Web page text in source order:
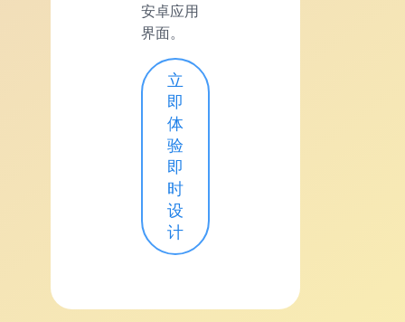
安卓应用
界面。
立
即
体
验
即
时
设
计